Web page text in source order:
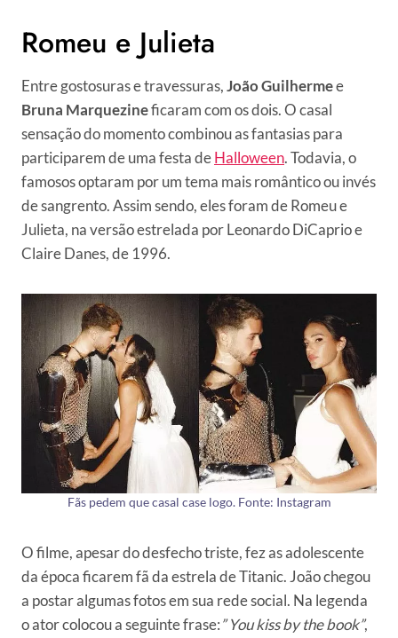
Romeu e Julieta
Entre gostosuras e travessuras,João Guilhermee
Bruna Marquezineficaram com os dois. O casal
sensação do momento combinou as fantasias para
participarem de uma festa deHalloween. Todavia, o
famosos optaram por um tema mais romântico ou invés
de sangrento. Assim sendo, eles foram de Romeu e
Julieta, na versão estrelada por Leonardo DiCaprio e
Claire Danes, de 1996.
Fãs pedem que casal case logo. Fonte: Instagram
O filme, apesar do desfecho triste, fez as adolescente
da época ficarem fã da estrela de Titanic. João chegou
a postar algumas fotos em sua rede social. Na legenda
o ator colocou a seguinte frase:” You kiss by the book”,